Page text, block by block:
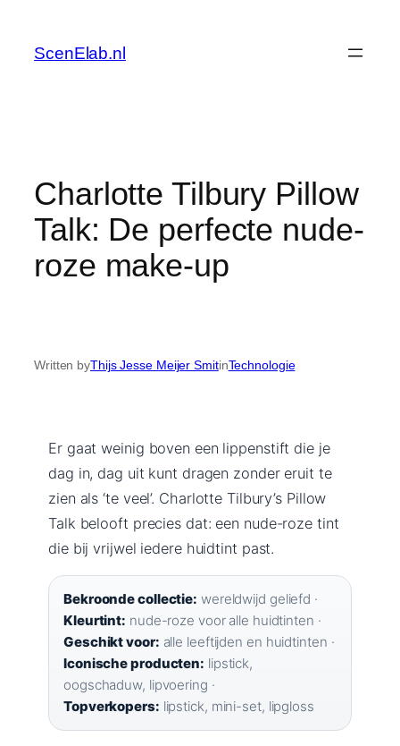
content
ScenElab.nl
Charlotte Tilbury Pillow
Talk: De perfecte nude-
roze make-up
Written byThijs Jesse Meijer SmitinTechnologie
Er gaat weinig boven een lippenstift die je
dag in, dag uit kunt dragen zonder eruit te
zien als ‘te veel’. Charlotte Tilbury’s Pillow
Talk belooft precies dat: een nude-roze tint
die bij vrijwel iedere huidtint past.
Bekroonde collectie: wereldwijd geliefd ·
Kleurtint: nude-roze voor alle huidtinten ·
Geschikt voor: alle leeftijden en huidtinten ·
Iconische producten: lipstick,
oogschaduw, lipvoering ·
Topverkopers: lipstick, mini-set, lipgloss